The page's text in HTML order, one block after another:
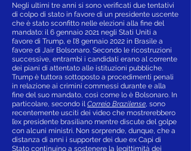
Negli ultimi tre anni si sono verificati due tentativi
di colpo di stato in favore di un presidente uscente
che è stato sconfitto nelle elezioni alla fine del
mandato: il 6 gennaio 2021 negli Stati Uniti a
favore di Trump, e l’8 gennaio 2022 in Brasile a
favore di Jair Bolsonaro. Secondo le ricostruzioni
successive, entrambi i candidati erano al corrente
dei piani di attentato alle istituzioni pubbliche.
Trump è tuttora sottoposto a procedimenti penali
in relazione ai crimini commessi durante e alla
fine del suo mandato, così come lo è Bolsonaro. In
particolare, secondo ilCorreio Brazilense, sono
recentemente usciti dei video che mostrerebbero
l’ex presidente brasiliano mentre discute del golpe
con alcuni ministri. Non sorprende, dunque, che a
distanza di anni i supporter dei due ex Capi di
Stato continuino a sostenere la legittimità dei